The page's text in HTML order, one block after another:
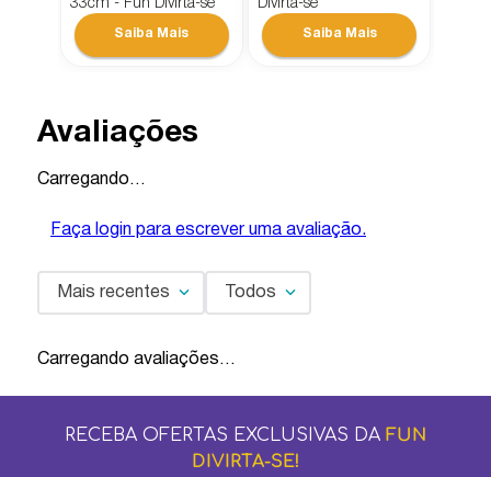
33cm - Fun Divirta-se
Divirta-se
Avaliações
Carregando…
Faça login para escrever uma avaliação.
Mais recentes Todos
Carregando avaliações…
RECEBA OFERTAS EXCLUSIVAS DA FUN
DIVIRTA-SE!